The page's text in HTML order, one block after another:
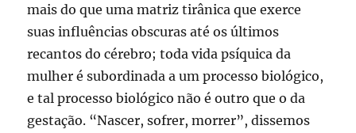
mais do que uma matriz tirânica que exerce
suas influências obscuras até os últimos
recantos do cérebro; toda vida psíquica da
mulher é subordinada a um processo biológico,
e tal processo biológico não é outro que o da
gestação. “Nascer, sofrer, morrer”, dissemos